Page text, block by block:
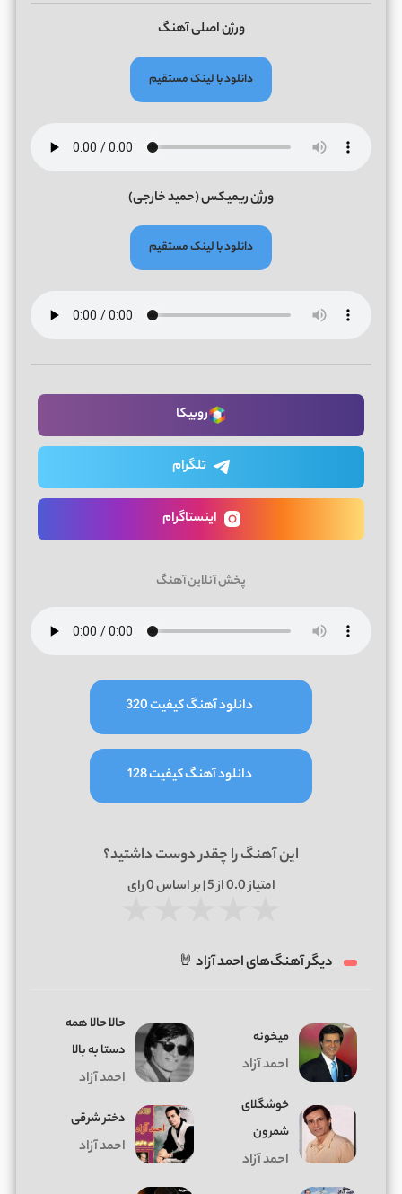
ورژن اصلی آهنگ
دانلود با لینک مستقیم
ورژن ریمیکس (حمید خارجی)
دانلود با لینک مستقیم
روبیکا
تلگرام
اینستاگرام
پخش آنلاین آهنگ
دانلود آهنگ کیفیت 320
دانلود آهنگ کیفیت 128
این آهنگ را چقدر دوست داشتید؟
امتیاز0.0از 5 | بر اساس 0رای
دیگر آهنگ‌های احمد آزاد 🤘
میخونه
احمد آزاد
ﺣﺎﻟﺎ ﺣﺎﻟﺎ ﻫﻤﻪ
دﺳﺘﺎ ﺑﻪ ﺑﺎﻟﺎ
احمد آزاد
خوشگلای
شمرون
احمد آزاد
دختر شرقی
احمد آزاد